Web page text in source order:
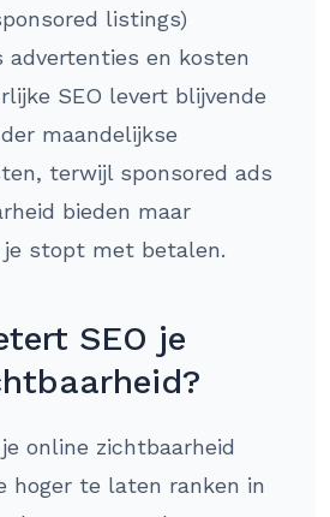
listings)
advertenties en kosten
SEO levert blijvende
maandelijkse
terwijl sponsored ads
bieden maar
je stopt met betalen.
SEO je
online zichtbaarheid
hoger te laten ranken in